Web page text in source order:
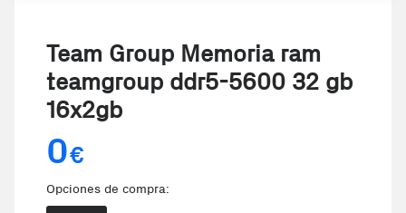
Team Group Memoria ram
teamgroup ddr5-5600 32 gb
16x2gb
0€
Opciones de compra: